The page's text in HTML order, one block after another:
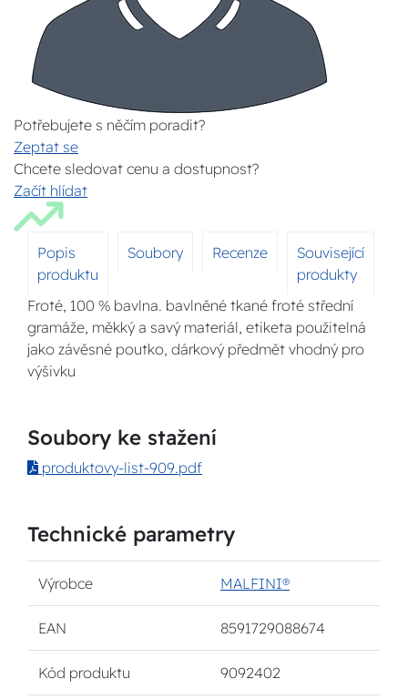
Potřebujete s něčím poradit?
Zeptat se
Chcete sledovat cenu a dostupnost?
Začít hlídat
Popis
produktu
Soubory Recenze
Související
produkty
Froté, 100 % bavlna. bavlněné tkané froté střední
gramáže, měkký a savý materiál, etiketa použitelná
jako závěsné poutko, dárkový předmět vhodný pro
výšivku
Soubory ke stažení
produktovy-list-909.pdf
Technické parametry
Výrobce MALFINI®
EAN 8591729088674
Kód produktu 9092402